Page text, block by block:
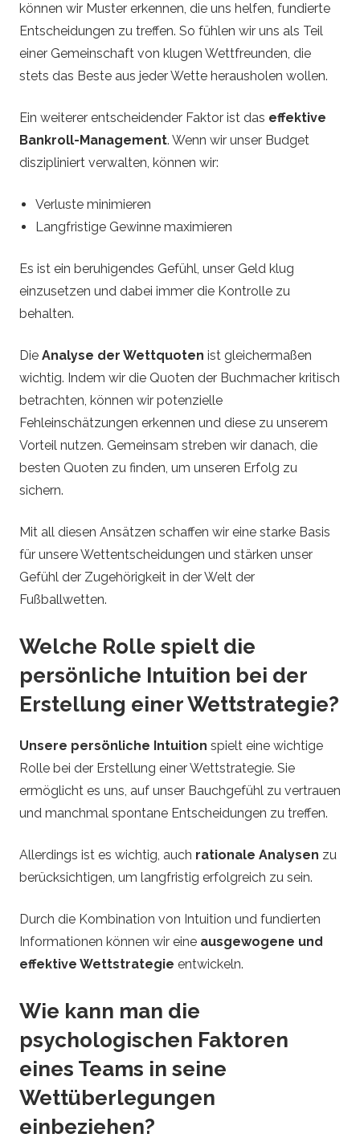
können wir Muster erkennen, die uns helfen, fundierte
Entscheidungen zu treffen. So fühlen wir uns als Teil
einer Gemeinschaft von klugen Wettfreunden, die
stets das Beste aus jeder Wette herausholen wollen.
Ein weiterer entscheidender Faktor ist das effektive
Bankroll-Management. Wenn wir unser Budget
diszipliniert verwalten, können wir:
Verluste minimieren
Langfristige Gewinne maximieren
Es ist ein beruhigendes Gefühl, unser Geld klug
einzusetzen und dabei immer die Kontrolle zu
behalten.
Die Analyse der Wettquoten ist gleichermaßen
wichtig. Indem wir die Quoten der Buchmacher kritisch
betrachten, können wir potenzielle
Fehleinschätzungen erkennen und diese zu unserem
Vorteil nutzen. Gemeinsam streben wir danach, die
besten Quoten zu finden, um unseren Erfolg zu
sichern.
Mit all diesen Ansätzen schaffen wir eine starke Basis
für unsere Wettentscheidungen und stärken unser
Gefühl der Zugehörigkeit in der Welt der
Fußballwetten.
Welche Rolle spielt die
persönliche Intuition bei der
Erstellung einer Wettstrategie?
Unsere persönliche Intuition spielt eine wichtige
Rolle bei der Erstellung einer Wettstrategie. Sie
ermöglicht es uns, auf unser Bauchgefühl zu vertrauen
und manchmal spontane Entscheidungen zu treffen.
Allerdings ist es wichtig, auch rationale Analysen zu
berücksichtigen, um langfristig erfolgreich zu sein.
Durch die Kombination von Intuition und fundierten
Informationen können wir eine ausgewogene und
effektive Wettstrategie entwickeln.
Wie kann man die
psychologischen Faktoren
eines Teams in seine
Wettüberlegungen
einbeziehen?